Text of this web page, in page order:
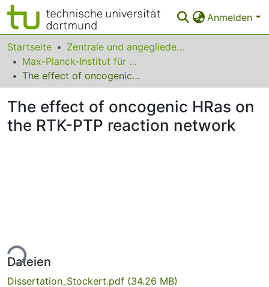
Anmelden
Bereiche & Sammlungen
Das gesamte Repositorium
FAQ
Startseite
Zentrale und angegliederte Institute
Max-Planck-Institut für molekulare Physiologie
The effect of oncogenic HRas on the RTK-PTP reaction network
The effect of oncogenic HRas on
the RTK-PTP reaction network
Dateien
Dissertation_Stockert.pdf (34.26 MB)